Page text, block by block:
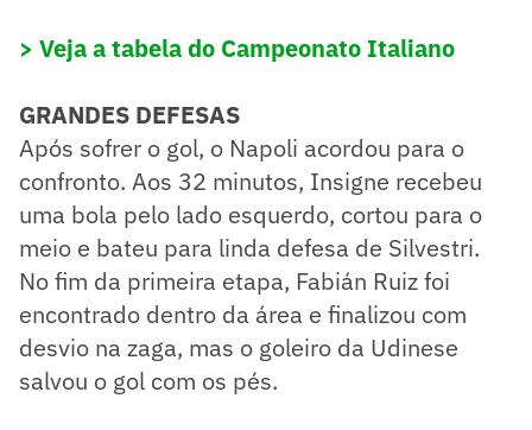
> Veja a tabela do Campeonato Italiano
GRANDES DEFESAS
Após sofrer o gol, o Napoli acordou para o
confronto. Aos 32 minutos, Insigne recebeu
uma bola pelo lado esquerdo, cortou para o
meio e bateu para linda defesa de Silvestri.
No fim da primeira etapa, Fabián Ruiz foi
encontrado dentro da área e finalizou com
desvio na zaga, mas o goleiro da Udinese
salvou o gol com os pés.